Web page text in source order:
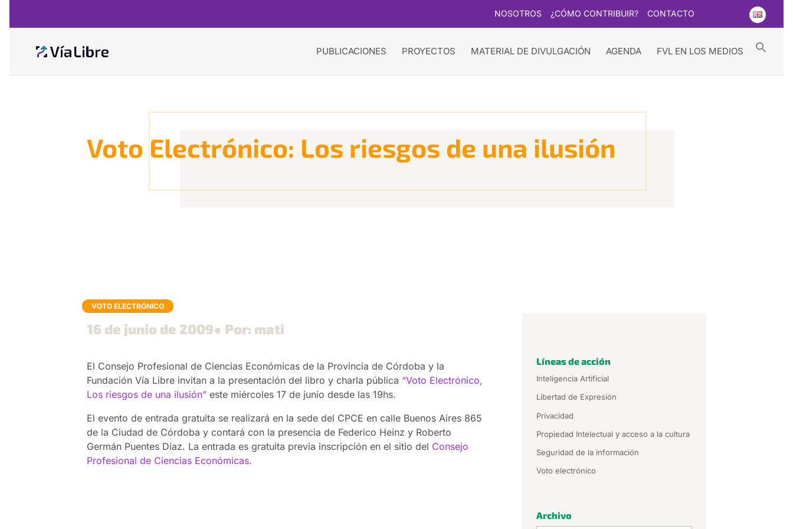
NOSOTROS ¿CÓMO CONTRIBUIR? CONTACTO
PUBLICACIONES PROYECTOS MATERIAL DE DIVULGACIÓN AGENDA FVL EN LOS MEDIOS
Voto Electrónico: Los riesgos de una ilusión
VOTO ELECTRÓNICO
16 de junio de 2009● Por: mati
El Consejo Profesional de Ciencias Económicas de la Provincia de Córdoba y la
Fundación Vía Libre invitan a la presentación del libro y charla pública “Voto Electrónico,
Los riesgos de una ilusión” este miércoles 17 de junio desde las 19hs.
El evento de entrada gratuita se realizará en la sede del CPCE en calle Buenos Aires 865
de la Ciudad de Córdoba y contará con la presencia de Federico Heinz y Roberto
Germán Puentes Díaz. La entrada es gratuita previa inscripción en el sitio del Consejo
Profesional de Ciencias Económicas.
Líneas de acción
Inteligencia Artificial
Libertad de Expresión
Privacidad
Propiedad Intelectual y acceso a la cultura
Seguridad de la información
Voto electrónico
Archivo